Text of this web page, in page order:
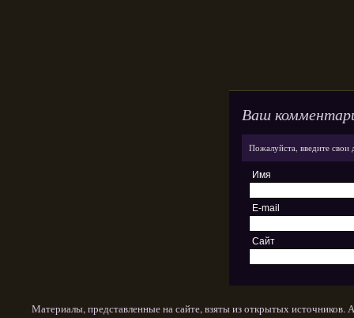
Ваш
Пожалуйста, введите
Имя
E-mail
Сайт
Материалы, представленные на сайте, взяты из открытых